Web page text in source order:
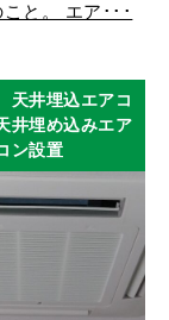
と。 エア･･･
井埋込エアコ
埋め込みエア
ン設置